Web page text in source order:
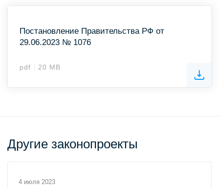
Постановление Правительства РФ от
29.06.2023 № 1076
pdf 20 MB
Другие законопроекты
4 июля 2023